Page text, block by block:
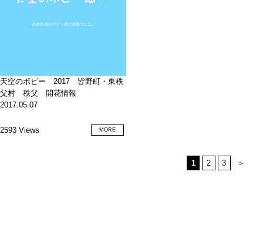
天空のポピー 2017 皆野町・東秩
父村 秩父 開花情報
2017.05.07
2593 Views MORE
1 2 3 ＞